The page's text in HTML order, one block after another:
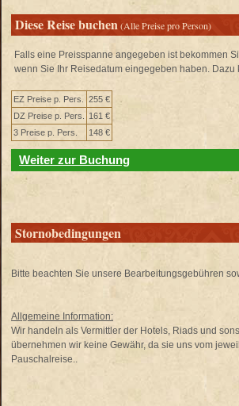
Diese Reise buchen(Alle Preise pro Person)
Falls eine Preisspanne angegeben ist bekommen
wenn Sie Ihr Reisedatum eingegeben haben.
EZ Preise p. Pers.
255 €
DZ Preise p. Pers.
161 €
3 Preise p. Pers.
148 €
Weiter zur Buchung
Stornobedingungen
Bitte beachten Sie unsere Bearbeitungsgebühren
Allgemeine Information:
Wir handeln als Vermittler der Hotels, Riads und
übernehmen wir keine Gewähr, da sie uns vom
Pauschalreise..